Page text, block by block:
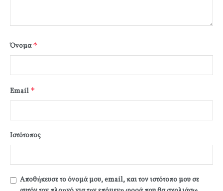
Όνομα*
Email *
Ιστότοπος
Αποθήκευσε το όνομά μου, email, και τον ιστότοπο μου σε